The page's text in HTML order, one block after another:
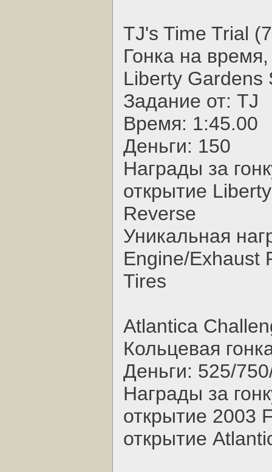
TJ's Time Trial
Гонка на
Liberty Gardens
Задание от: TJ
Время: 1:45.00
Деньги: 150
Награды за
открытие
Reverse
Уникальная
Engine/Exhaust
Tires
Atlantica
Кольцевая
Деньги: 525/
Награды за
открытие 2003
открытие